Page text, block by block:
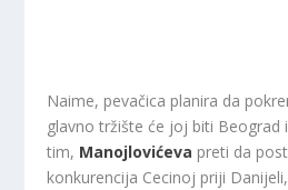
Naime, pevačica planira da
glavno tržište će joj biti Beograd
tim, Manojlovićeva preti da
konkurencija Cecinoj priji